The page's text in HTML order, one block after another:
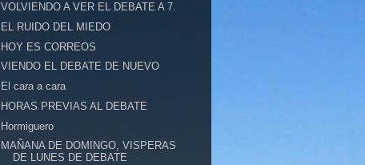
VOLVIENDO A VER EL DEBATE A 7.
EL RUIDO DEL MIEDO
HOY ES CORREOS
VIENDO EL DEBATE DE NUEVO
El cara a cara
HORAS PREVIAS AL DEBATE
Hormiguero
MAÑANA DE DOMINGO, VISPERAS
DE LUNES DE DEBATE